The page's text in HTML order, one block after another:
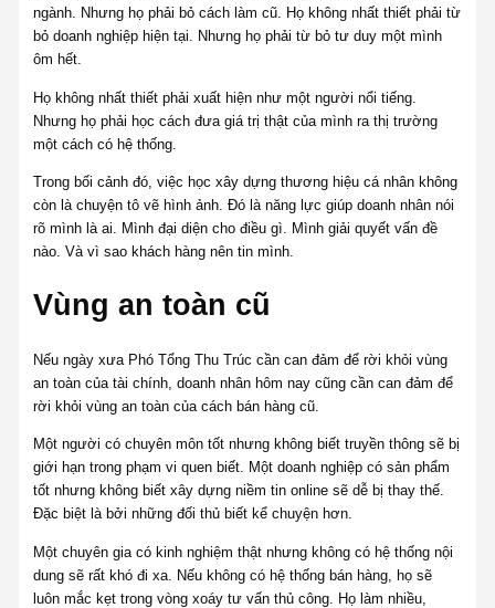
ngành. Nhưng họ phải bỏ cách làm cũ. Họ không nhất thiết phải từ
bỏ doanh nghiệp hiện tại. Nhưng họ phải từ bỏ tư duy một mình
ôm hết.
Họ không nhất thiết phải xuất hiện như một người nổi tiếng.
Nhưng họ phải học cách đưa giá trị thật của mình ra thị trường
một cách có hệ thống.
Trong bối cảnh đó, việc học xây dựng thương hiệu cá nhân không
còn là chuyện tô vẽ hình ảnh. Đó là năng lực giúp doanh nhân nói
rõ mình là ai. Mình đại diện cho điều gì. Mình giải quyết vấn đề
nào. Và vì sao khách hàng nên tin mình.
Vùng an toàn cũ
Nếu ngày xưa Phó Tổng Thu Trúc cần can đảm để rời khỏi vùng
an toàn của tài chính, doanh nhân hôm nay cũng cần can đảm để
rời khỏi vùng an toàn của cách bán hàng cũ.
Một người có chuyên môn tốt nhưng không biết truyền thông sẽ bị
giới hạn trong phạm vi quen biết. Một doanh nghiệp có sản phẩm
tốt nhưng không biết xây dựng niềm tin online sẽ dễ bị thay thế.
Đặc biệt là bởi những đối thủ biết kể chuyện hơn.
Một chuyên gia có kinh nghiệm thật nhưng không có hệ thống nội
dung sẽ rất khó đi xa. Nếu không có hệ thống bán hàng, họ sẽ
luôn mắc kẹt trong vòng xoáy tư vấn thủ công. Họ làm nhiều,